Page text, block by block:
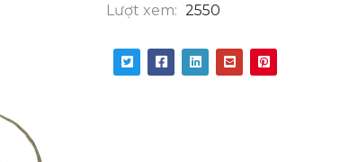
Lượt xem: 2550